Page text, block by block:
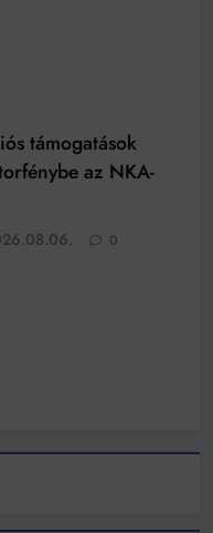
támogatások
az NKA-
0